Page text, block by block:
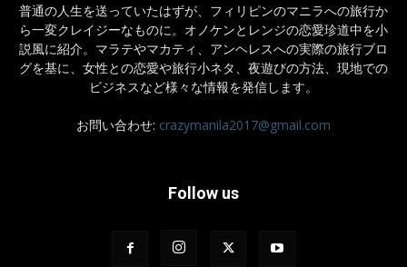
普通の人生を送っていたはずが、フィリピンのマニラへの旅行か
ら一変クレイジーなものに。オノケンとレンジの恋愛珍道中を小
説風に紹介。マラテやマカティ、アンヘレスへの実際の旅行ブロ
グを基に、女性との恋愛や旅行小ネタ、夜遊びの方法、現地での
ビジネスなど様々な情報を発信します。
お問い合わせ: crazymanila2017@gmail.com
Follow us